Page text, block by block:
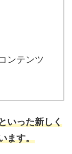
ンテンツ
いった新しく
ます。